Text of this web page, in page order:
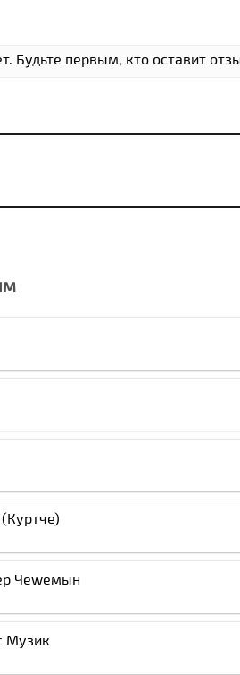
Будьте первым, кто оставит
Чеwемын
Музик